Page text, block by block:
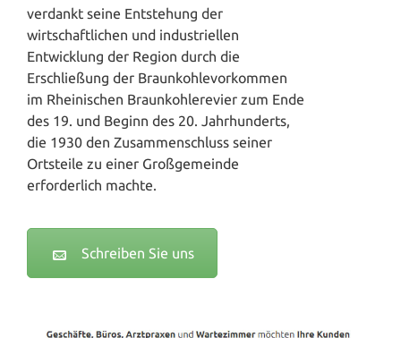
verdankt seine Entstehung der
wirtschaftlichen und industriellen
Entwicklung der Region durch die
Erschließung der Braunkohlevorkommen
im Rheinischen Braunkohlerevier zum Ende
des 19. und Beginn des 20. Jahrhunderts,
die 1930 den Zusammenschluss seiner
Ortsteile zu einer Großgemeinde
erforderlich machte.
Schreiben Sie uns